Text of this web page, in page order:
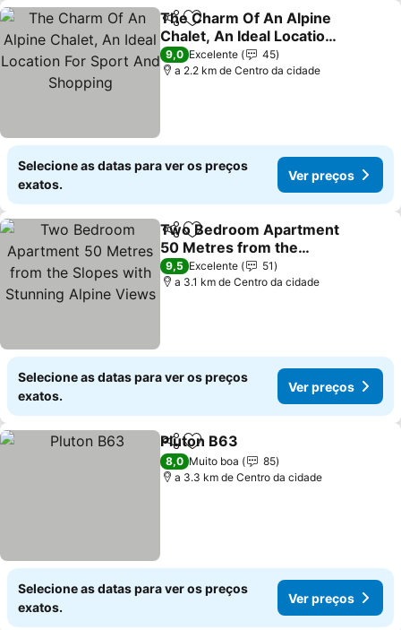
PartilharAdicionar aos favoritos
The Charm Of An Alpine
Chalet, An Ideal Location
For Sport And Shopping
9,0 Excelente
45
a 2.2 km de Centro da cidade
Selecione as datas para ver os preços
exatos.
Ver preços
PartilharAdicionar aos favoritos
Two Bedroom Apartment
50 Metres from the
Slopes with Stunning
Alpine Views
9,5 Excelente
51
a 3.1 km de Centro da cidade
Selecione as datas para ver os preços
exatos.
Ver preços
PartilharAdicionar aos favoritos
Pluton B63
8,0 Muito boa
85
a 3.3 km de Centro da cidade
Selecione as datas para ver os preços
exatos.
Ver preços